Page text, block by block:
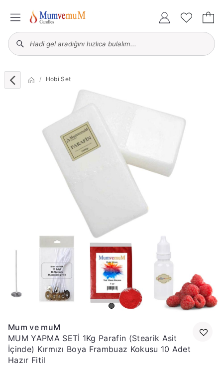
Hobi Set
Mum ve muM
MUM YAPMA SETİ 1Kg Parafin (Stearik Asit
İçinde) Kırmızı Boya Frambuaz Kokusu 10 Adet
Hazır Fitil